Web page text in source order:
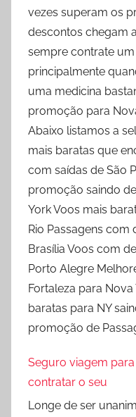
vezes superam os
descontos chegam
sempre contrate
principalmente
uma medicina
promoção para
Abaixo listamos a
mais baratas que
com saídas de São
promoção saindo
York Voos mais
Rio Passagens com
Brasília Voos com
Porto Alegre
Fortaleza para Nova
baratas para NY
promoção de
Seguro viagem
contratar o seu
Longe de ser